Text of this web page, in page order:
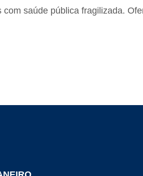
saúde pública fragilizada.